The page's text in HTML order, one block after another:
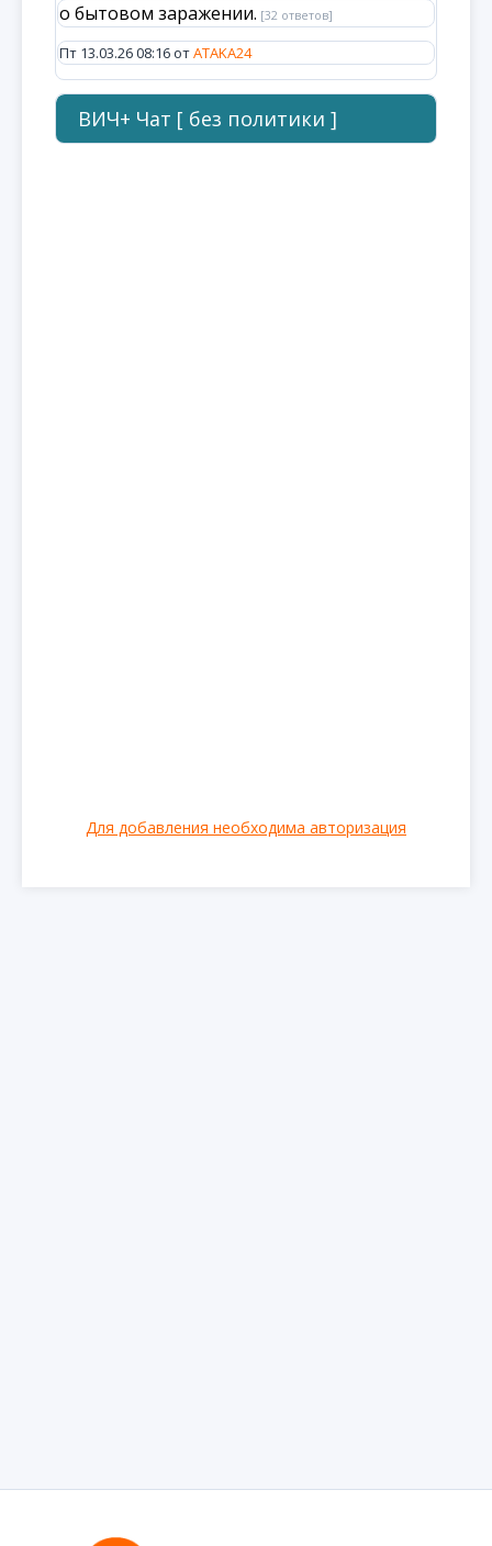
о бытовом заражении. [32 ответов]
Пт 13.03.26 08:16 отATAKA24
ВИЧ+ Чат [ без политики ]
Для добавления необходима авторизация